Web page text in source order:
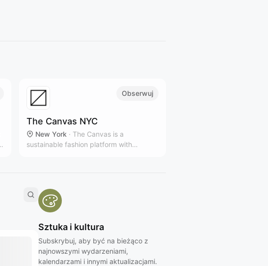
Obserwuj
The Canvas NYC
New York ·The Canvas is a
sustainable fashion platform with
Sztuka i kultura
Subskrybuj, aby być na bieżąco z
najnowszymi wydarzeniami,
kalendarzami i innymi aktualizacjami.